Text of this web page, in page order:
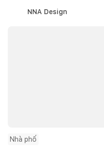
NNA Design
Nhà phố